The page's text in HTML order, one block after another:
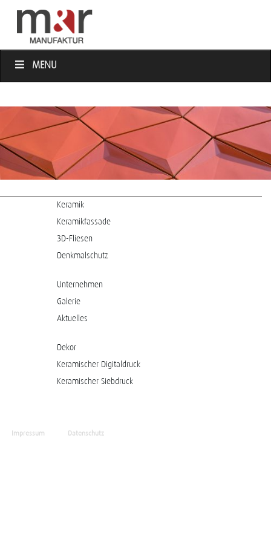
MENU
Keramik
Keramikfassade
3D-Fliesen
Denkmalschutz
Unternehmen
Galerie
Aktuelles
Dekor
Keramischer Digitaldruck
Keramischer Siebdruck
Impressum Datenschutz